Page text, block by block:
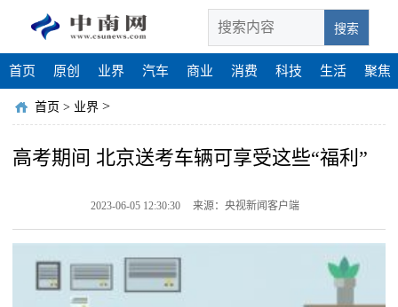
搜索
首页 原创 业界 汽车 商业 消费 科技 生活 聚焦
首页 > 业界 >
高考期间 北京送考车辆可享受这些“福利”
2023-06-05 12:30:30 来源：央视新闻客户端